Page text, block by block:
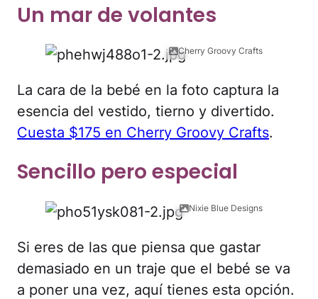
Un mar de volantes
Cherry Groovy Crafts
La cara de la bebé en la foto captura la
esencia del vestido, tierno y divertido.
Cuesta $175 en Cherry Groovy Crafts.
Sencillo pero especial
Nixie Blue Designs
Si eres de las que piensa que gastar
demasiado en un traje que el bebé se va
a poner una vez, aquí tienes esta opción.